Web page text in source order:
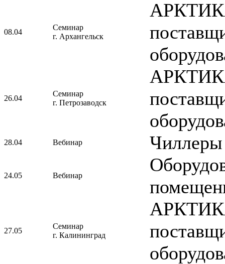
08.04
Семинар
г. Архангельск
26.04
Семинар
г. Петрозаводск
28.04 Вебинар Чиллеры
24.05 Вебинар
27.05
Семинар
г. Калининград